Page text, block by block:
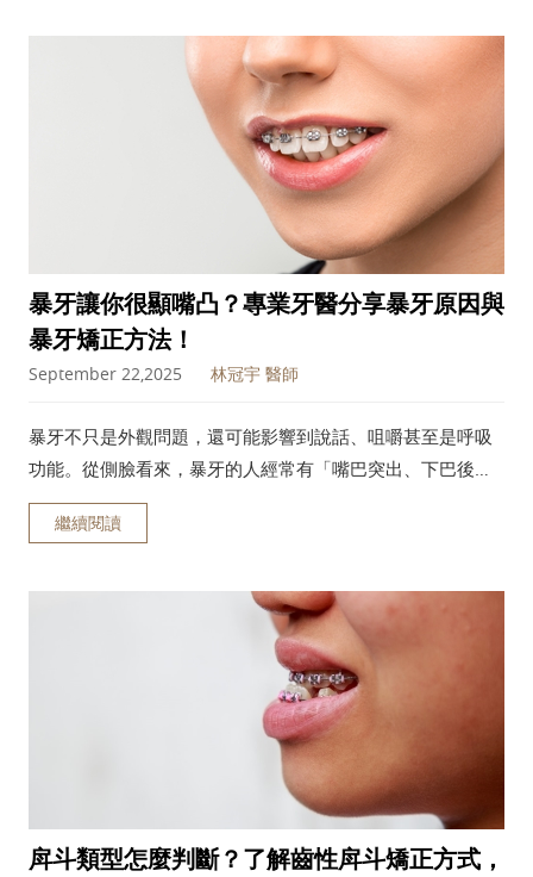
暴牙讓你很顯嘴凸？專業牙醫分享暴牙原因與
暴牙矯正方法！
September 22,2025 林冠宇 醫師
暴牙不只是外觀問題，還可能影響到說話、咀嚼甚至是呼吸
功能。從側臉看來，暴牙的人經常有「嘴巴突出、下巴後
縮」的問題。本篇文章將帶你認識暴牙的成因與分類，並探
討各種暴牙矯正方式，包含費用、治療時間與適合對象，讓
繼續閱讀
戽斗類型怎麼判斷？了解齒性戽斗矯正方式，